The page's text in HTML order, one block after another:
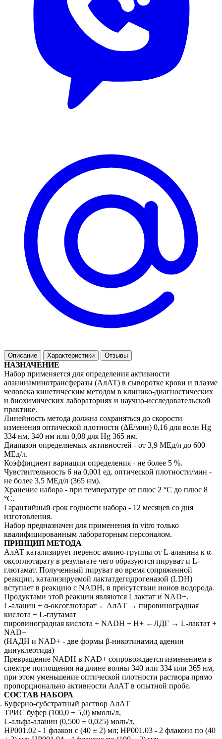
Описание Характеристики Отзывы
НАЗНАЧЕНИЕ
Набор применяется для определения активности
аланинаминотрансферазы (АлАТ) в сыворотке крови и плазме
человека кинетическим методом в клинико-диагностических
и биохимических лабораториях и научно-исследовательской
практике.
Линейность метода должна сохраняться до скорости
изменения оптической плотности (ΔЕ/мин) 0,16 для волн Hg
334 нм, 340 нм или 0,08 для Hg 365 нм.
Диапазон определяемых активностей - от 3,9 МЕд/л до 600
МЕд/л.
Коэффициент вариации определения - не более 5 %.
Чувствительность 6 на 0,001 ед. оптической плотности/мин -
не более 3,5 МЕд/л (365 нм).
Хранение набора - при температуре от плюс 2 °С до плюс 8
°С.
Гарантийный срок годности набора - 12 месяцев со дня
изготовления.
Набор предназначен для применения in vitro только
квалифицированным лабораторным персоналом.
ПРИНЦИП МЕТОДА
АлАТ катализирует перенос амино-группы от L-аланина к α-
оксоглютарату в результате чего образуются пируват и L-
глютамат. Полученный пируват во время сопряженной
реакции, катализируемой лактатдегидрогеназой (LDH)
вступает в реакцию с NADH, в присутствии ионов водорода.
Продуктами этой реакции являются Lлактат и NAD+.
L-аланин + α-оксоглютарат ←АлАТ → пировиноградная
кислота + L-глутамат
пировиноградная кислота + NADH + H+ ←ЛДГ → L-лактат +
NAD+
(НАДН и NAD+ - две формы β-никотинамид аденин
динуклеотида)
Превращение NADH в NAD+ сопровождается изменением в
спектре поглощения на длине волны 340 или 334 или 365 нм,
при этом уменьшение оптической плотности раствора прямо
пропорционально активности АлАТ в опытной пробе.
СОСТАВ НАБОРА
Буферно-субстратный раствор АлАТ
ТРИС буфер (100,0 ± 5,0) ммоль/л,
L-альфа-аланин (0,500 ± 0,025) моль/л,
НР001.02 - 1 флакон с (40 ± 2) мл; НР001.03 - 2 флакона по (40